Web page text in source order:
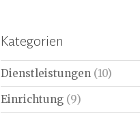
Kategorien
Dienstleistungen (10)
Einrichtung (9)